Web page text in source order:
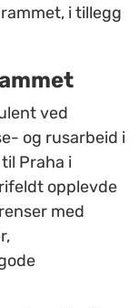
i tillegg
ved
og rusarbeid i
Praha i
opplevde
med